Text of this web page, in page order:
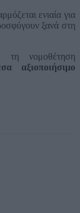
ενιαία για
ξανά στη
τη νομοθέτηση
αξιοποιήσιμο